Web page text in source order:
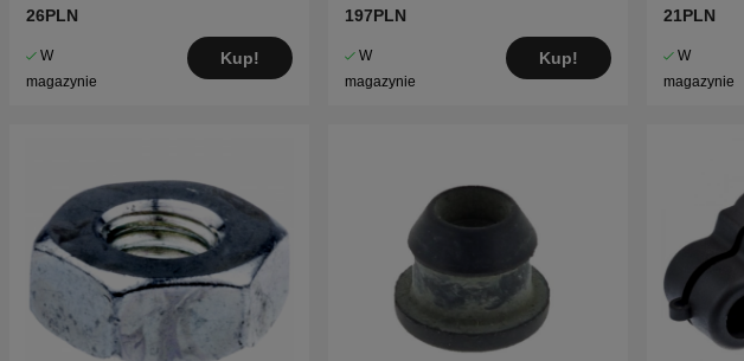
26PLN
W
magazynie
Kup!
197PLN
W
magazynie
Kup!
21PLN
W
magazynie